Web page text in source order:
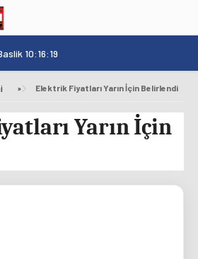
10:16:19
» Elektrik Fiyatları Yarın İçin Belirlendi
Yarın İçin